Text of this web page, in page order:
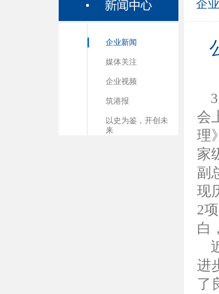
企业新闻
媒体关注
企业视频
筑港报
以史为鉴，开创未
来
企
会
理
家
副
现
2
白
进
了